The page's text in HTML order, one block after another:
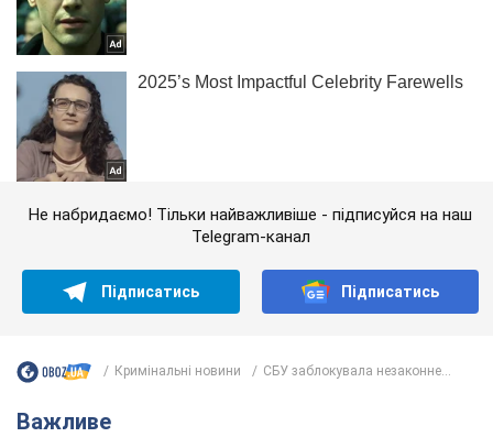
Не набридаємо! Тільки найважливіше - підписуйся на наш
Telegram-канал
Підписатись Підписатись
Кримінальні новини СБУ заблокувала незаконне...
Важливе